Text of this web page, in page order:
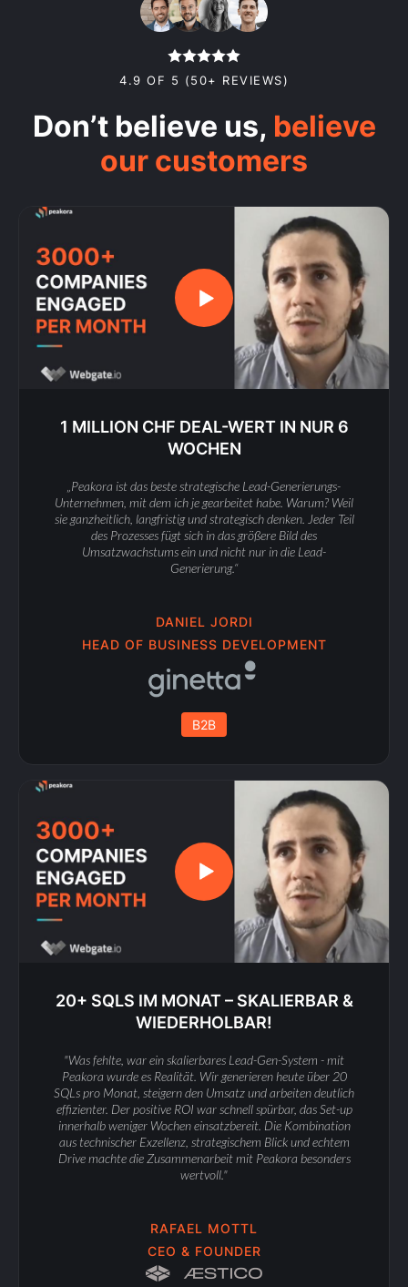
4.9 OF 5 (50+ REVIEWS)
Don’t believe us, believe
our customers
1 MILLION CHF DEAL-WERT IN NUR 6
WOCHEN
„Peakora ist das beste strategische Lead-Generierungs-
Unternehmen, mit dem ich je gearbeitet habe. Warum? Weil
sie ganzheitlich, langfristig und strategisch denken. Jeder Teil
des Prozesses fügt sich in das größere Bild des
Umsatzwachstums ein und nicht nur in die Lead-
Generierung.“
DANIEL JORDI
HEAD OF BUSINESS DEVELOPMENT
B2B
20+ SQLS IM MONAT – SKALIERBAR &
WIEDERHOLBAR!
"Was fehlte, war ein skalierbares Lead-Gen-System - mit
Peakora wurde es Realität. Wir generieren heute über 20
SQLs pro Monat, steigern den Umsatz und arbeiten deutlich
effizienter. Der positive ROI war schnell spürbar, das Set-up
innerhalb weniger Wochen einsatzbereit. Die Kombination
aus technischer Exzellenz, strategischem Blick und echtem
Drive machte die Zusammenarbeit mit Peakora besonders
wertvoll."
RAFAEL MOTTL
CEO & FOUNDER